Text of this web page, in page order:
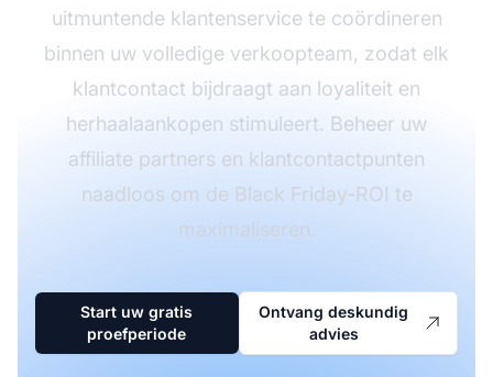
uitmuntende klantenservice te coördineren
binnen uw volledige verkoopteam, zodat elk
klantcontact bijdraagt aan loyaliteit en
herhaalaankopen stimuleert. Beheer uw
affiliate partners en klantcontactpunten
naadloos om de Black Friday-ROI te
maximaliseren.
Start uw gratis
proefperiode
Ontvang deskundig
advies